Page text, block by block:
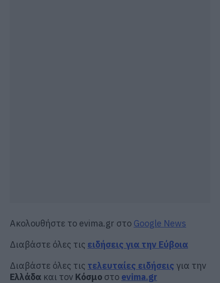
Ακολουθήστε το evima.gr στο Google News
Διαβάστε όλες τις ειδήσεις για την Εύβοια
Διαβάστε όλες τις τελευταίες ειδήσεις για την
Ελλάδα και τον Κόσμο στο evima.gr